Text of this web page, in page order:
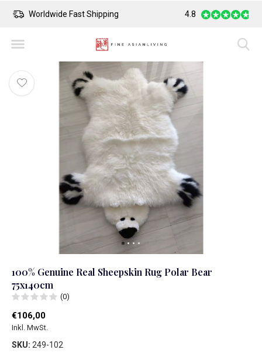
Worldwide Fast Shipping Safe Payment
4.8
100% Genuine Real Sheepskin Rug Polar Bear
75x140cm
(0)
€106,00
Inkl. MwSt.
SKU: 249-102